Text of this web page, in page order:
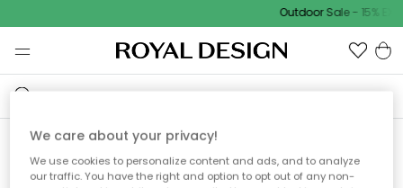
Outdoor Sale - 15%
Vi hittar tyvärr inte sidan du
We care about your privacy!
We use cookies to personalize content and ads, and to analyze
our traffic. You have the right and option to opt out of any non-